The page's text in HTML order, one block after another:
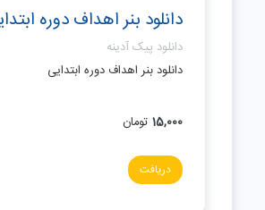
دانلود بنر اهداف دوره
دانلود پیک آدینه
دانلود بنر اهداف دوره ابتدایی
15,000 تومان
دریافت